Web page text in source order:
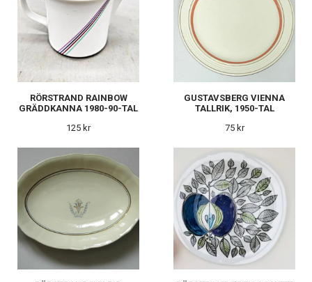
RÖRSTRAND RAINBOW
GRÄDDKANNA 1980-90-TAL
125 kr
GUSTAVSBERG VIENNA
TALLRIK, 1950-TAL
75 kr